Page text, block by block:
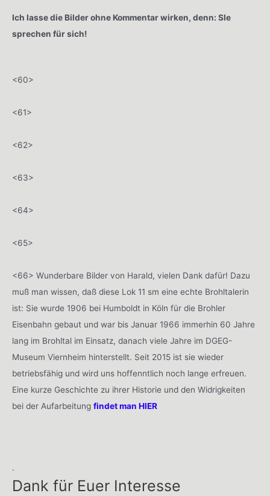
Ich lasse die Bilder ohne Kommentar wirken, denn: SIe
sprechen für sich!
<60>
<61>
<62>
<63>
<64>
<65>
<66> Wunderbare Bilder von Harald, vielen Dank dafür! Dazu
muß man wissen, daß diese Lok 11 sm eine echte Brohltalerin
ist: Sie wurde 1906 bei Humboldt in Köln für die Brohler
Eisenbahn gebaut und war bis Januar 1966 immerhin 60 Jahre
lang im Brohltal im Einsatz, danach viele Jahre im DGEG-
Museum Viernheim hinterstellt. Seit 2015 ist sie wieder
betriebsfähig und wird uns hoffenntlich noch lange erfreuen.
Eine kurze Geschichte zu ihrer Historie und den Widrigkeiten
bei der Aufarbeitung findet man HIER
.
Dank für Euer Interesse